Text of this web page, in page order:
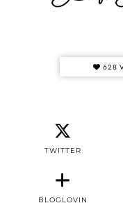
628
TWITTER
BLOGLOVIN